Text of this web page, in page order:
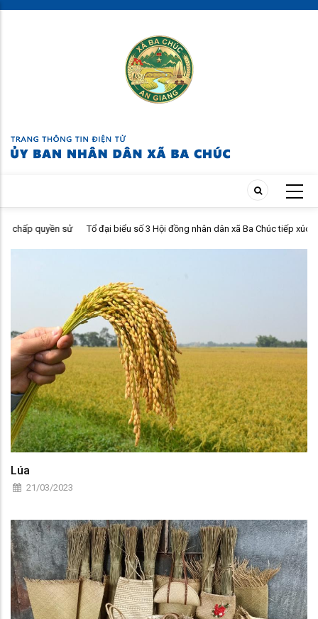
Skip
sử
Tổ đại biểu số 3 Hội đồng nhân dân xã Ba Chúc tiếp xúc cử tri sau kỳ
họp thường lệ giữa năm 2026
Lúa
21/03/2023